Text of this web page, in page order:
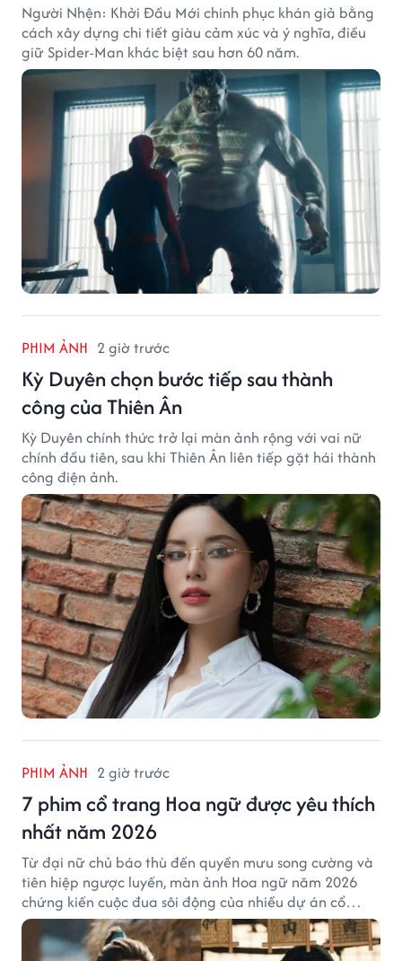
Người Nhện: Khởi Đầu Mới chinh phục khán giả bằng
cách xây dựng chi tiết giàu cảm xúc và ý nghĩa, điều
giữ Spider-Man khác biệt sau hơn 60 năm.
PHIM ẢNH 2 giờ trước
Kỳ Duyên chọn bước tiếp sau thành
công của Thiên Ân
Kỳ Duyên chính thức trở lại màn ảnh rộng với vai nữ
chính đầu tiên, sau khi Thiên Ân liên tiếp gặt hái thành
công điện ảnh.
PHIM ẢNH 2 giờ trước
7 phim cổ trang Hoa ngữ được yêu thích
nhất năm 2026
Từ đại nữ chủ báo thù đến quyền mưu song cường và
tiên hiệp ngược luyến, màn ảnh Hoa ngữ năm 2026
chứng kiến cuộc đua sôi động của nhiều dự án cổ
trang có độ thảo luận cao.